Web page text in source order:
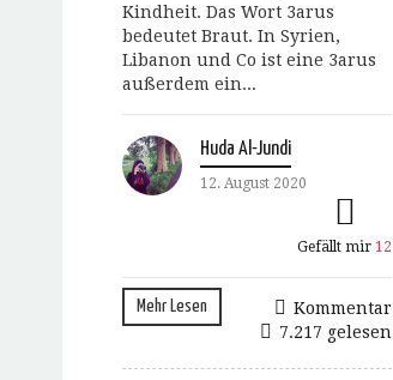
Kindheit. Das Wort 3arus
bedeutet Braut. In Syrien,
Libanon und Co ist eine 3arus
außerdem ein...
Huda Al-Jundi
12. August 2020
Gefällt mir12
Mehr Lesen
Kommentar
7.217 gelesen